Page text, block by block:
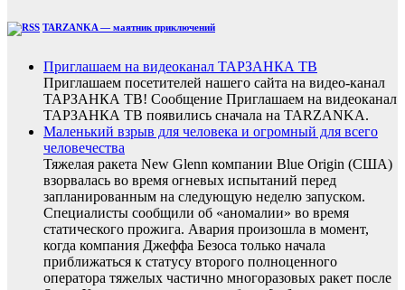
TARZANKA — маятник приключений
Приглашаем на видеоканал ТАРЗАНКА ТВ
Приглашаем посетителей нашего сайта на видео-канал
ТАРЗАНКА ТВ! Сообщение Приглашаем на видеоканал
ТАРЗАНКА ТВ появились сначала на TARZANKA.
Маленький взрыв для человека и огромный для всего
человечества
Тяжелая ракета New Glenn компании Blue Origin (США)
взорвалась во время огневых испытаний перед
запланированным на следующую неделю запуском.
Специалисты сообщили об «аномалии» во время
статического прожига. Авария произошла в момент,
когда компания Джеффа Безоса только начала
приближаться к статусу второго полноценного
оператора тяжелых частично многоразовых ракет после